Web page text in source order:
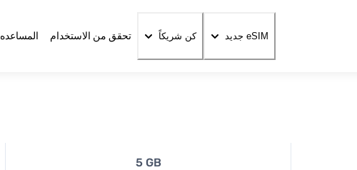
eSIM جديد كن شريكاً تحقق من الاستخدام
5 GB